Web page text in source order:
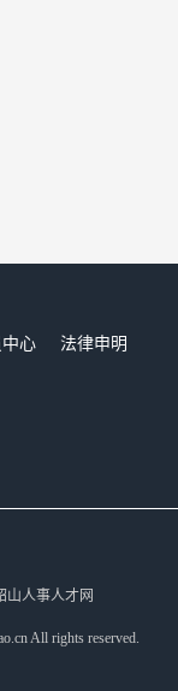
心
法律申明
山人事人才网
All rights reserved.